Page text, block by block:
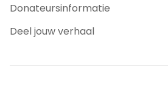
Donateursinformatie
Deel jouw verhaal